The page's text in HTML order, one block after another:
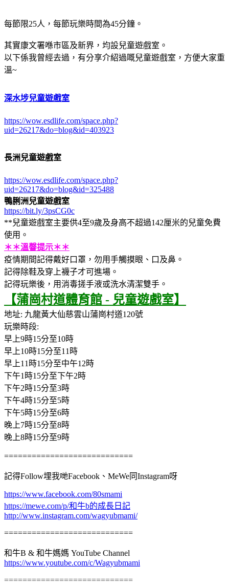
每節限25人，每節玩樂時間為45分鐘。
其實康文署喺市區及新界，均設兒童遊戲室。
以下係我曾經去過，有分享介紹過嘅兒童遊戲室，方便大家重
溫~
深水埗兒童遊戲室
https://wow.esdlife.com/space.php?
uid=26217&do=blog&id=403923
長洲兒童遊戲室
https://wow.esdlife.com/space.php?
uid=26217&do=blog&id=325488
鴨脷洲兒童遊戲室
https://bit.ly/3psCG0c
**兒童遊戲室主要供4至9歲及身高不超過142厘米的兒童免費
使用。
＊＊溫韾提示＊＊
疫情期間記得戴好口罩，勿用手觸摸眼、口及鼻。
記得除鞋及穿上襪子才可進場。
記得玩樂後，用消毒搓手液或洗水清潔雙手。
【蒲崗村道體育館 - 兒童遊戲室】
地址: 九龍黃大仙慈雲山蒲崗村道120號
玩樂時段:
早上9時15分至10時
早上10時15分至11時
早上11時15分至中午12時
下午1時15分至下午2時
下午2時15分至3時
下午4時15分至5時
下午5時15分至6時
晚上7時15分至8時
晚上8時15分至9時
============================
記得Follow埋我哋Facebook、MeWe同Instagram呀
https://www.facebook.com/80smami
https://mewe.com/p/和牛b的成長日記
http://www.instagram.com/wagyubmami/
============================
和牛B & 和牛媽媽 YouTube Channel
https://www.youtube.com/c/Wagyubmami
============================